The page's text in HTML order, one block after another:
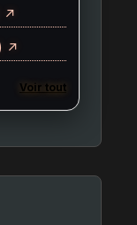
↗
↗
Voir tout